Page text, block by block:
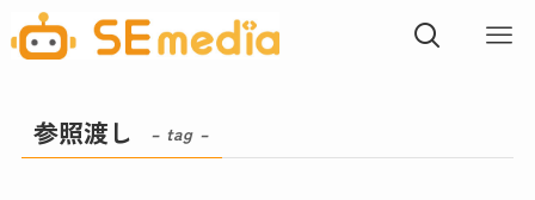
参照渡し – tag –